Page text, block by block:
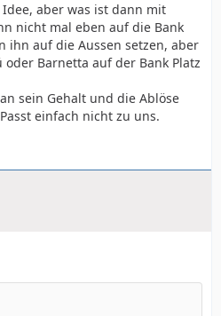
aber was ist dann mit
nicht mal eben auf die Bank
ihn auf die Aussen setzen, aber
Barnetta auf der Bank Platz
sein Gehalt und die Ablöse
Passt einfach nicht zu uns.